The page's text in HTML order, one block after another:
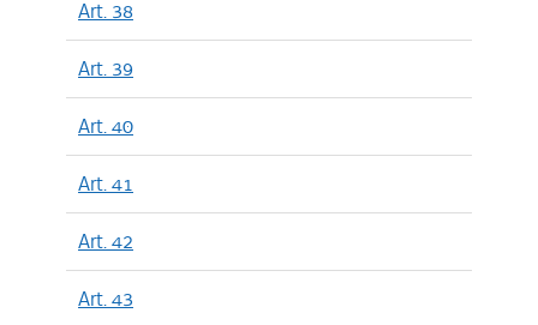
Art. 38
Art. 39
Art. 40
Art. 41
Art. 42
Art. 43